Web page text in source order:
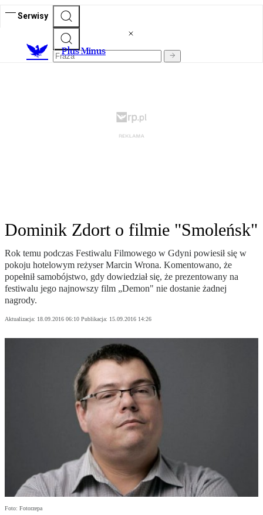
Serwisy
Plus Minus
Dominik Zdort o filmie "Smoleńsk"
Rok temu podczas Festiwalu Filmowego w Gdyni powiesił się w
pokoju hotelowym reżyser Marcin Wrona. Komentowano, że
popełnił samobójstwo, gdy dowiedział się, że prezentowany na
festiwalu jego najnowszy film „Demon" nie dostanie żadnej
nagrody.
Aktualizacja: 18.09.2016 06:10 Publikacja: 15.09.2016 14:26
Foto: Fotorzepa